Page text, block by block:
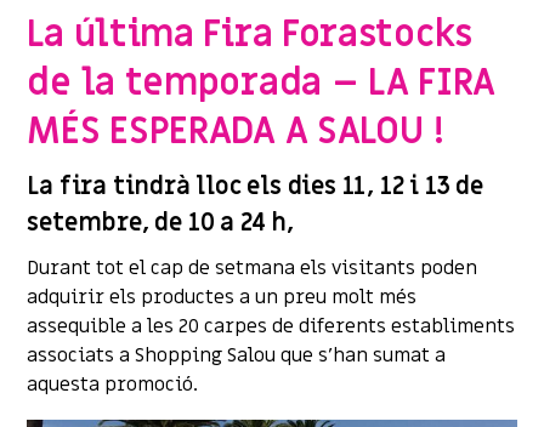
La última Fira Forastocks
de la temporada – LA FIRA
MÉS ESPERADA A SALOU !
La fira tindrà lloc els dies 11, 12 i 13 de
setembre, de 10 a 24 h,
Durant tot el cap de setmana els visitants poden
adquirir els productes a un preu molt més
assequible a les 20 carpes de diferents establiments
associats a Shopping Salou que s’han sumat a
aquesta promoció.